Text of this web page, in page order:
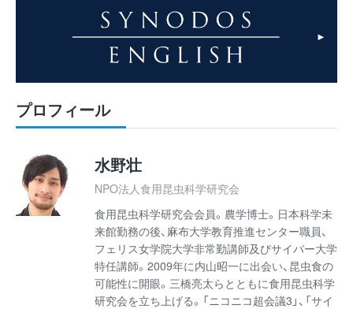
プロフィール
水野壮
NPO法人食用昆虫科学研究会
食用昆虫科学研究会会員。農学博士。日本科学未
来館勤務の後、麻布大学教育推進センター職員、
フェリス女学院大学非常勤講師及びサイバー大学
特任講師。2009年に内山昭一に出会い、昆虫食の
可能性に開眼。三橋亮太らとともに食用昆虫科学
研究会を立ち上げる。「ニコニコ超会議3」、「サイ